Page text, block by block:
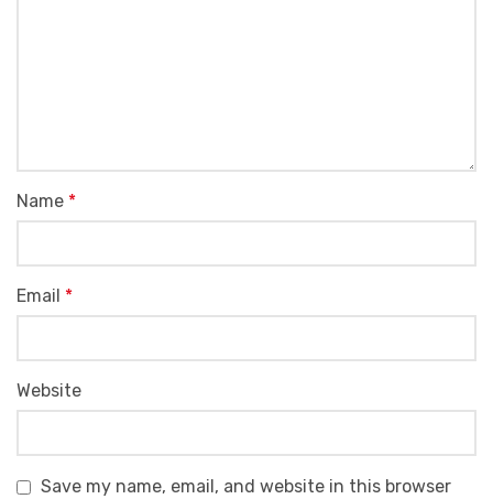
Name *
Email *
Website
Save my name, email, and website in this browser